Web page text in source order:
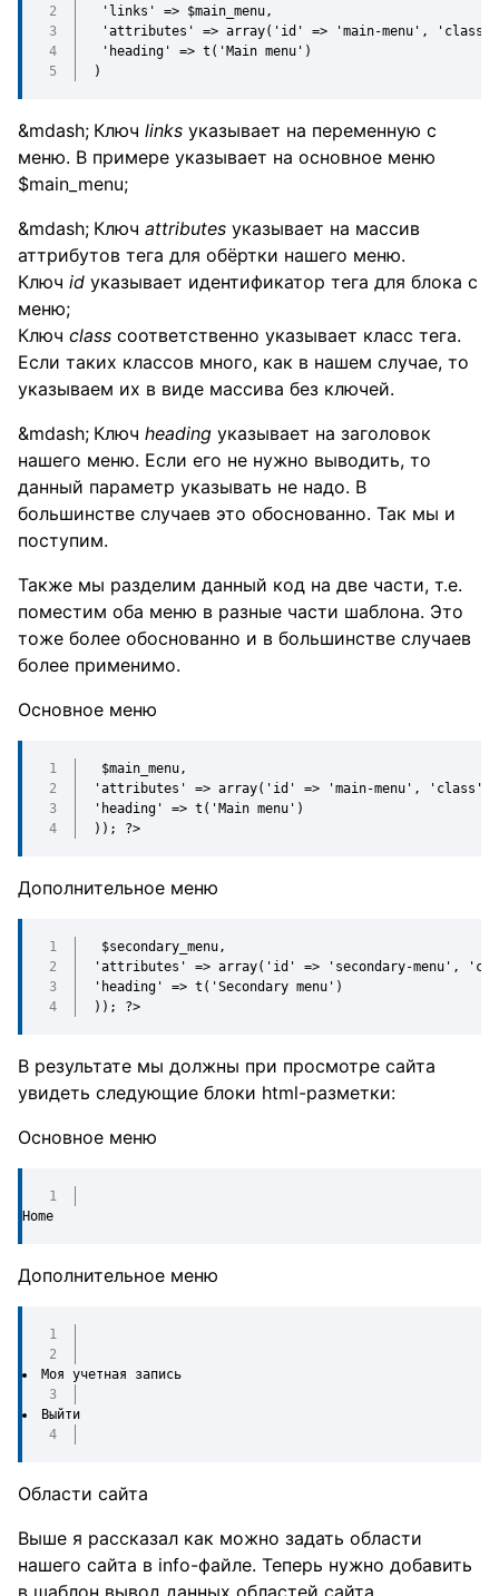
'links' => $main_menu,
'attributes' => array('id' => 'main-menu',
'heading' => t('Main menu')
)
Ключ links указывает на переменную с
меню. В примере указывает на основное меню
$main_menu;
Ключ attributes указывает на массив
аттрибутов тега для обёртки нашего меню.
Ключ id указывает идентификатор тега для блока с
меню;
Ключ class соответственно указывает класс тега.
Если таких классов много, как в нашем случае, то
указываем их в виде массива без ключей.
Ключ heading указывает на заголовок
нашего меню. Если его не нужно выводить, то
данный параметр указывать не надо. В
большинстве случаев это обоснованно. Так мы и
поступим.
Также мы разделим данный код на две части, т.е.
поместим оба меню в разные части шаблона. Это
тоже более обоснованно и в большинстве случаев
более применимо.
Основное меню
$main_menu,
'attributes' => array('id' => 'main-menu',
'heading' => t('Main menu')
)); ?>
Дополнительное меню
$secondary_menu,
'attributes' => array('id' => 'secondary-
'heading' => t('Secondary menu')
)); ?>
В результате мы должны при просмотре сайта
увидеть следующие блоки html-разметки:
Основное меню
Home
Дополнительное меню
Моя учетная запись
Выйти
Области сайта
Выше я рассказал как можно задать области
нашего сайта в info-файле. Теперь нужно добавить
в шаблон вывод данных областей сайта.